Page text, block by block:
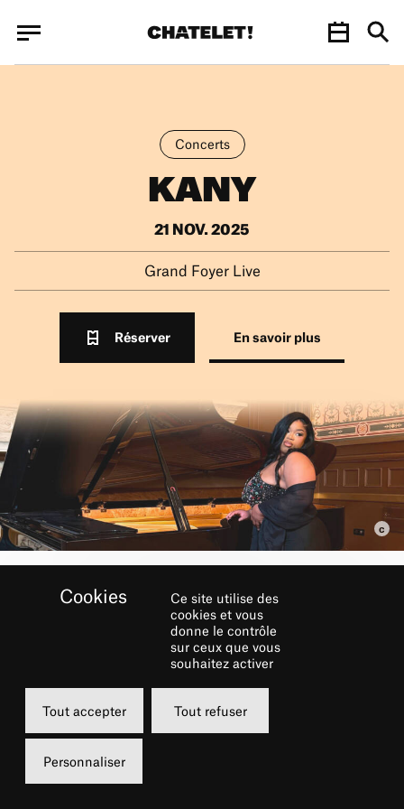
Concerts
KANY
21 NOV. 2025
Grand Foyer Live
Réserver En savoir plus
RÉSERVER
21 novembre 2025
20h00
Grand Foyer
10 €
Ce site utilise des
cookies et vous
donne le contrôle
sur ceux que vous
souhaitez activer
Tout accepter Tout refuser
Personnaliser